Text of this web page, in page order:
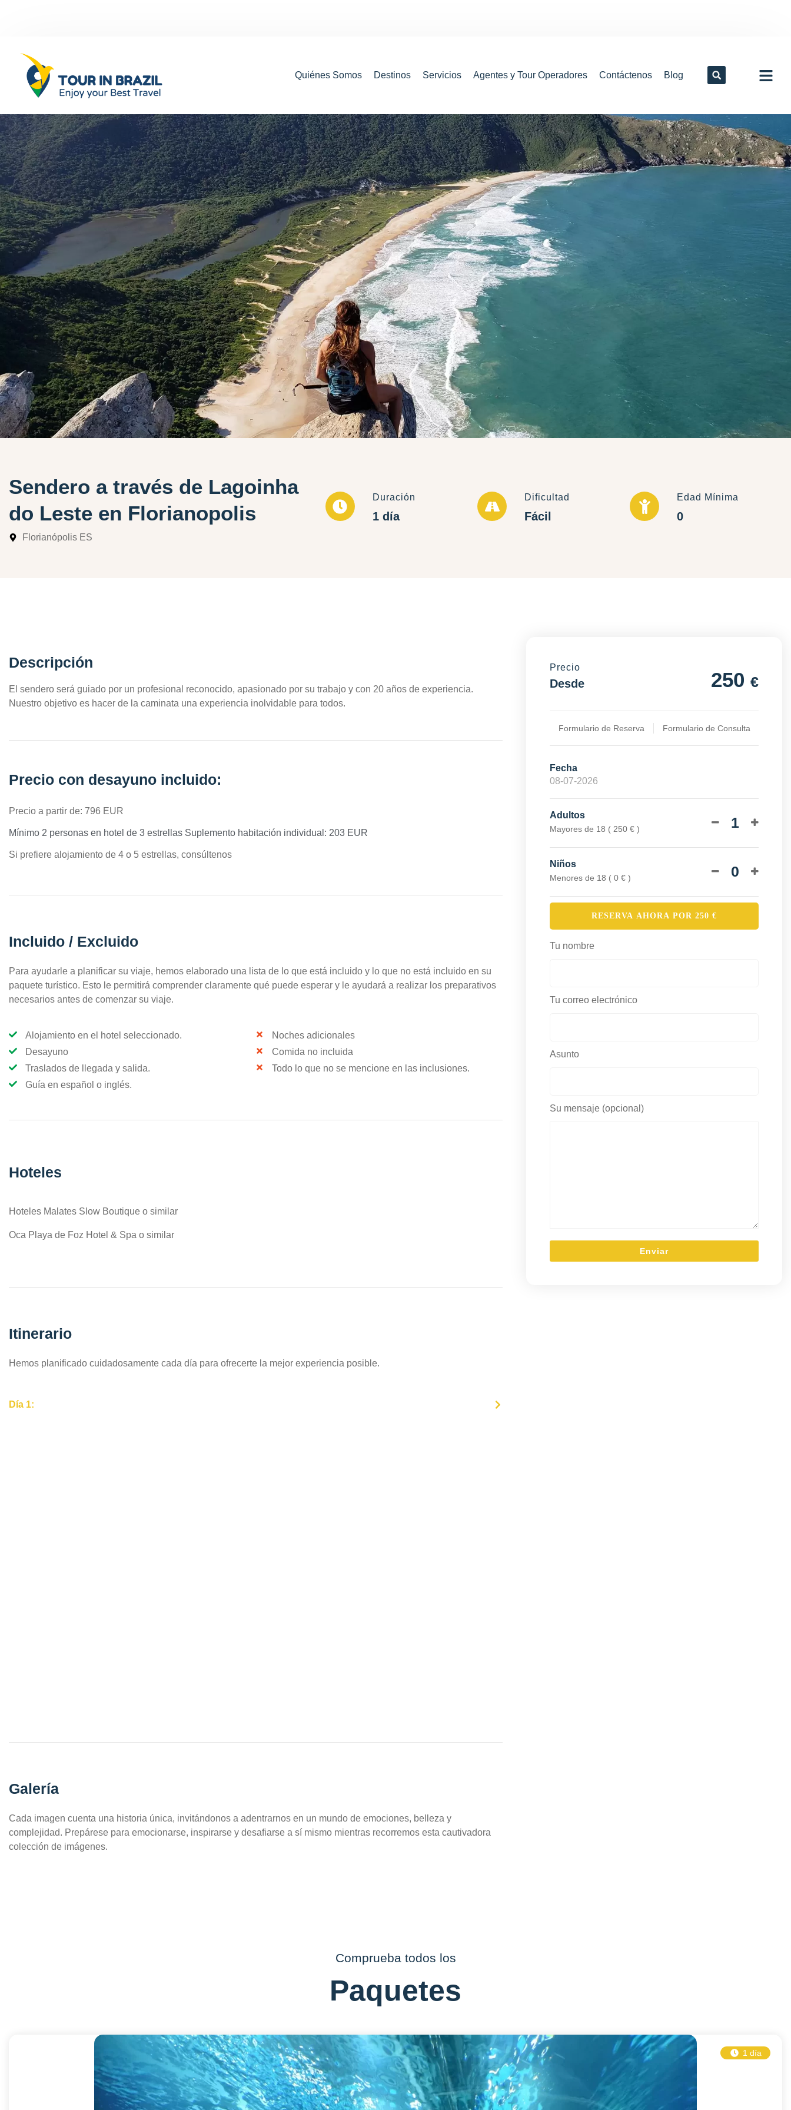
Quiénes Somos Destinos Servicios Agentes y Tour Operadores Contáctenos Blog
Sendero a través de Lagoinha
do Leste en Florianopolis
Florianópolis ES
Duración
1 día
Dificultad
Fácil
Edad Mínima
0
Descripción
El sendero será guiado por un profesional reconocido, apasionado por su trabajo y con 20 años de experiencia.
Nuestro objetivo es hacer de la caminata una experiencia inolvidable para todos.
Precio con desayuno incluido:
Precio a partir de: 796 EUR
Mínimo 2 personas en hotel de 3 estrellas Suplemento habitación individual: 203 EUR
Si prefiere alojamiento de 4 o 5 estrellas, consúltenos
Incluido / Excluido
Para ayudarle a planificar su viaje, hemos elaborado una lista de lo que está incluido y lo que no está incluido en su
paquete turístico. Esto le permitirá comprender claramente qué puede esperar y le ayudará a realizar los preparativos
necesarios antes de comenzar su viaje.
Alojamiento en el hotel seleccionado.
Desayuno
Traslados de llegada y salida.
Guía en español o inglés.
Noches adicionales
Comida no incluida
Todo lo que no se mencione en las inclusiones.
Hoteles
Hoteles Malates Slow Boutique o similar
Oca Playa de Foz Hotel & Spa o similar
Itinerario
Hemos planificado cuidadosamente cada día para ofrecerte la mejor experiencia posible.
Día 1:
Galería
Cada imagen cuenta una historia única, invitándonos a adentrarnos en un mundo de emociones, belleza y
complejidad. Prepárese para emocionarse, inspirarse y desafiarse a sí mismo mientras recorremos esta cautivadora
colección de imágenes.
Precio
Desde 250 €
Formulario de Reserva Formulario de Consulta
Fecha
Adultos
Mayores de 18 ( 250 € ) 1
Niños
Menores de 18 ( 0 € ) 0
RESERVA AHORA POR 250 €
Tu nombre
Tu correo electrónico
Asunto
Su mensaje (opcional)
Comprueba todos los
Paquetes
1 día